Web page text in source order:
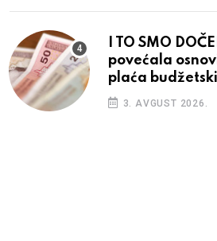
I TO SMO
povećala
plaća
3. AVGUST 2026.